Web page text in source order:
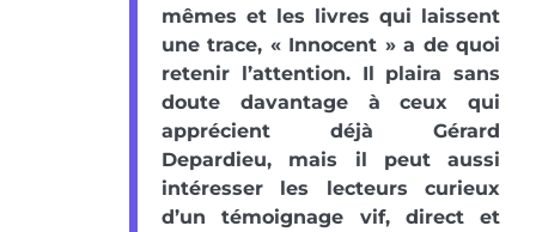
mêmes et les livres qui laissent
une trace, « Innocent » a de quoi
retenir l’attention. Il plaira sans
doute davantage à ceux qui
apprécient déjà Gérard
Depardieu, mais il peut aussi
intéresser les lecteurs curieux
d’un témoignage vif, direct et